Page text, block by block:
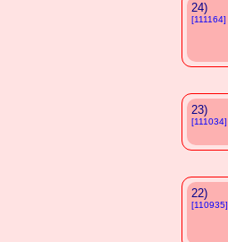
24)
[111164]
23)
[111034]
22)
[110935]